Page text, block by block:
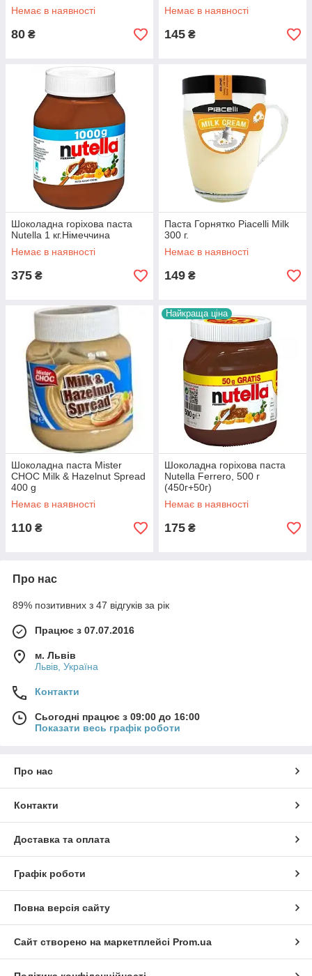
Немає в наявності
80 ₴
Немає в наявності
145 ₴
Шоколадна горіхова паста
Nutella 1 кг.Німеччина
Немає в наявності
375 ₴
Паста Горнятко Piacelli Milk
300 г.
Немає в наявності
149 ₴
Шоколадна паста Mister
CHOC Milk & Hazelnut Spread
400 g
Немає в наявності
110 ₴
Найкраща ціна
Шоколадна горіхова паста
Nutella Ferrero, 500 г
(450г+50г)
Немає в наявності
175 ₴
Про нас
89% позитивних з 47 відгуків за рік
Працює з 07.07.2016
м. Львів
Львів, Україна
Контакти
Сьогодні працює з 09:00 до 16:00
Показати весь графік роботи
Про нас
Контакти
Доставка та оплата
Графік роботи
Повна версія сайту
Сайт створено на маркетплейсі Prom.ua